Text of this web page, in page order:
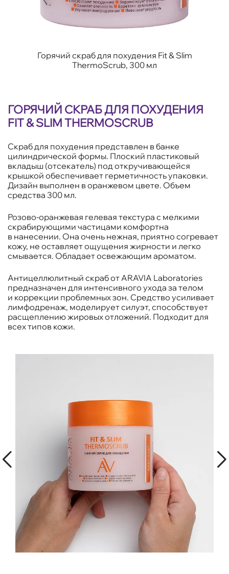
Горячий скраб для похудения Fit & Slim
ThermoScrub, 300 мл
ГОРЯЧИЙ СКРАБ ДЛЯ ПОХУДЕНИЯ
FIT & SLIM THERMOSCRUB
Скраб для похудения представлен в банке
цилиндрической формы. Плоский пластиковый
вкладыш (отсекатель) под откручивающейся
крышкой обеспечивает герметичность упаковки.
Дизайн выполнен в оранжевом цвете. Объем
средства 300 мл.
Розово-оранжевая гелевая текстура с мелкими
скрабирующими частицами комфортна
в нанесении. Она очень нежная, приятно согревает
кожу, не оставляет ощущения жирности и легко
смывается. Обладает освежающим ароматом.
Антицеллюлитный скраб от ARAVIA Laboratories
предназначен для интенсивного ухода за телом
и коррекции проблемных зон. Средство усиливает
лимфодренаж, моделирует силуэт, способствует
расщеплению жировых отложений. Подходит для
всех типов кожи.